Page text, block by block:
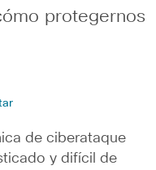
protegernos
de ciberataque
y difícil de